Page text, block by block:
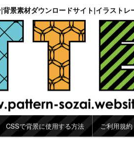
|背景素材ダウンロードサイト|イラスト
CSSで背景に使用する方法 ご利用規約